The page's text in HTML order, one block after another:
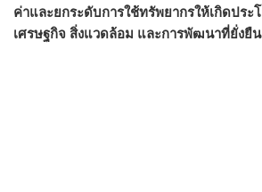
ค่าและยกระดับการใช้ทรัพยากรให้เกิดประ
เศรษฐกิจ สิ่งแวดล้อม และการพัฒนาที่ยั่งยืน